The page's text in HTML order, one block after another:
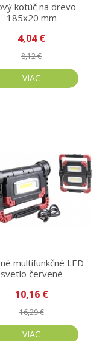
kotúč na drevo
185x20 mm
4,04 €
8,12 €
VIAC
multifunkčné LED
svetlo červené
10,16 €
16,29 €
VIAC